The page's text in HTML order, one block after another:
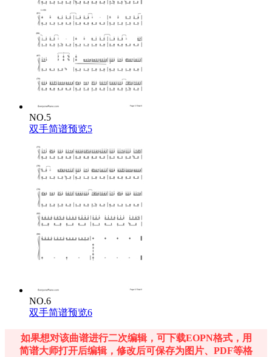
NO.5
双手简谱预览5
NO.6
双手简谱预览6
如果想对该曲谱进行二次编辑，可下载EOPN格式，用
简谱大师打开后编辑，修改后可保存为图片、PDF等格